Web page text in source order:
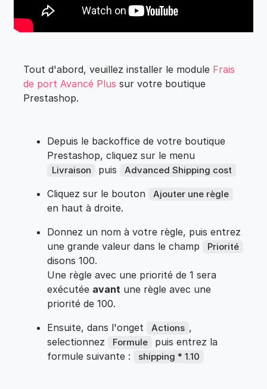
Tout d'abord, veuillez installer le module Frais
de port Avancé Plus sur votre boutique
Prestashop.
Depuis le backoffice de votre boutique
Prestashop, cliquez sur le menu
Livraison puis Advanced Shipping cost
Cliquez sur le bouton Ajouter une règle
en haut à droite.
Donnez un nom à votre règle, puis entrez
une grande valeur dans le champ
Priorité
disons 100.
Une règle avec une priorité de 1 sera
exécutée avant une règle avec une
priorité de 100.
Ensuite, dans l'onget
Actions ,
selectionnez
Formule
puis entrez la
formule suivante :
shipping * 1.10